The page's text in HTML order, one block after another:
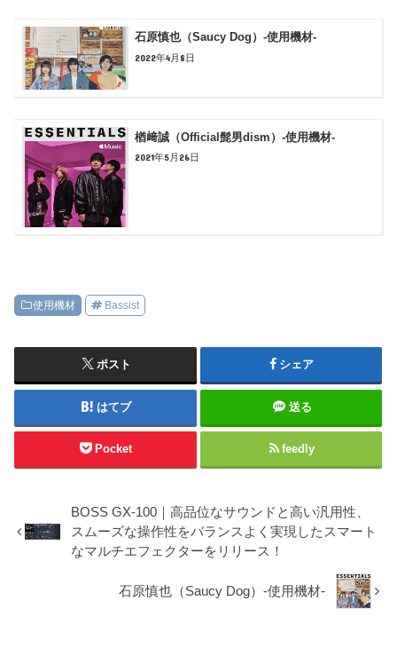
石原慎也（Saucy Dog）-使用機材-
2022年4月8日
楢﨑誠（Official髭男dism）-使用機材-
2021年5月26日
使用機材 Bassist
ポスト シェア
はてブ 送る
Pocket feedly
BOSS GX-100｜高品位なサウンドと高い汎用性、
スムーズな操作性をバランスよく実現したスマート
なマルチエフェクターをリリース！
石原慎也（Saucy Dog）-使用機材-